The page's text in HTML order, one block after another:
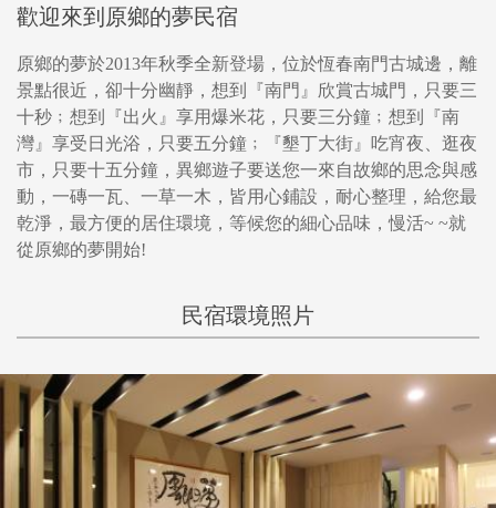
歡迎來到原鄉的夢民宿
原鄉的夢於2013年秋季全新登場，位於恆春南門古城邊，離
景點很近，卻十分幽靜，想到『南門』欣賞古城門，只要三
十秒﹔想到『出火』享用爆米花，只要三分鐘﹔想到『南
灣』享受日光浴，只要五分鐘﹔『墾丁大街』吃宵夜、逛夜
市，只要十五分鐘，異鄉遊子要送您一來自故鄉的思念與感
動，一磚一瓦、一草一木，皆用心鋪設，耐心整理，給您最
乾淨，最方便的居住環境，等候您的細心品味，慢活~ ~就
從原鄉的夢開始!
民宿環境照片